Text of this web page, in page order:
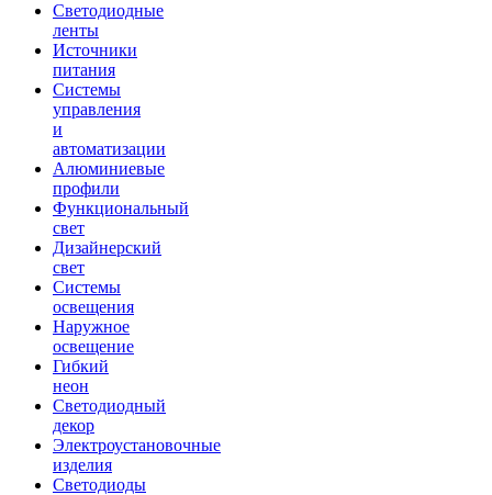
Светодиодные
ленты
Источники
питания
Системы
управления
и
автоматизации
Алюминиевые
профили
Функциональный
свет
Дизайнерский
свет
Системы
освещения
Наружное
освещение
Гибкий
неон
Светодиодный
декор
Электроустановочные
изделия
Светодиоды